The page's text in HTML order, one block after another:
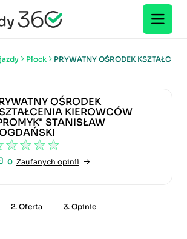
Płock PRYWATNY OŚRODEK
OŚRODEK
KIEROWCÓW
STANISŁAW
0 Zaufanych opinii
2. Oferta 3. Opinie